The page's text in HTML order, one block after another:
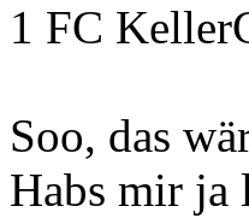
1 FC
Soo, das
Habs mir ja